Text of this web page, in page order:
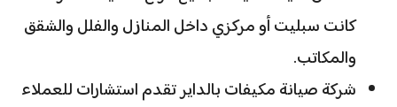
كانت سبليت أو مركزي داخل المنازل والفلل والشقق
والمكاتب.
شركة صيانة مكيفات بالداير تقدم استشارات للعملاء